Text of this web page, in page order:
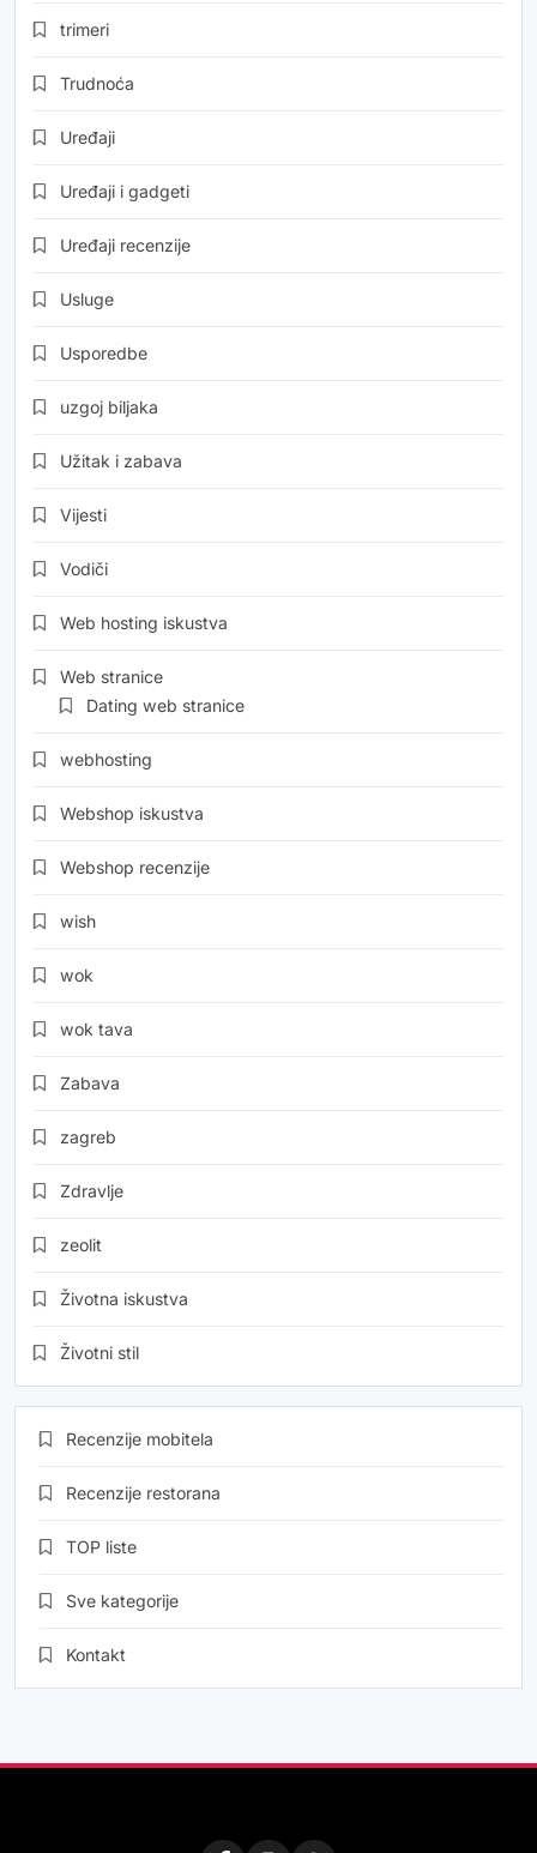
trimeri
Trudnoća
Uređaji
Uređaji i gadgeti
Uređaji recenzije
Usluge
Usporedbe
uzgoj biljaka
Užitak i zabava
Vijesti
Vodiči
Web hosting iskustva
Web stranice
Dating web stranice
webhosting
Webshop iskustva
Webshop recenzije
wish
wok
wok tava
Zabava
zagreb
Zdravlje
zeolit
Životna iskustva
Životni stil
Recenzije mobitela
Recenzije restorana
TOP liste
Sve kategorije
Kontakt